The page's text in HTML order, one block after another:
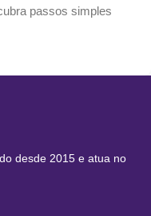
passos simples
desde 2015 e atua no